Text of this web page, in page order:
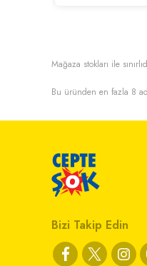
Mağaza stokları ile
Bu üründen en fazla 8
Bizi Takip Edin